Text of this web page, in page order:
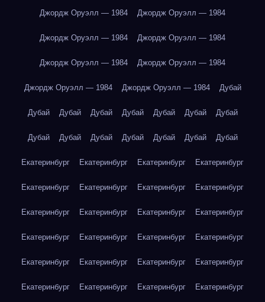
Джордж Оруэлл — 1984 Джордж Оруэлл — 1984
Джордж Оруэлл — 1984 Джордж Оруэлл — 1984
Джордж Оруэлл — 1984 Джордж Оруэлл — 1984
Джордж Оруэлл — 1984 Джордж Оруэлл — 1984 Дубай
Дубай Дубай Дубай Дубай Дубай Дубай Дубай
Дубай Дубай Дубай Дубай Дубай Дубай Дубай
Екатеринбург Екатеринбург Екатеринбург Екатеринбург
Екатеринбург Екатеринбург Екатеринбург Екатеринбург
Екатеринбург Екатеринбург Екатеринбург Екатеринбург
Екатеринбург Екатеринбург Екатеринбург Екатеринбург
Екатеринбург Екатеринбург Екатеринбург Екатеринбург
Екатеринбург Екатеринбург Екатеринбург Екатеринбург